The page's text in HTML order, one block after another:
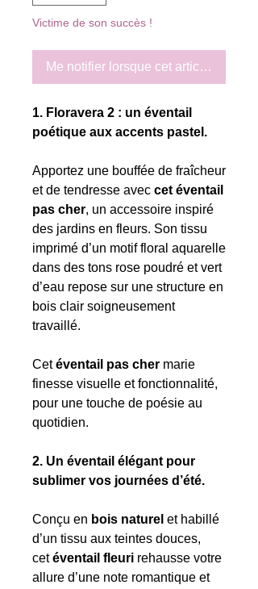
Victime de son succès !
Me notifier lorsque cet article est
1. Floravera 2 : un éventail
poétique aux accents pastel.
Apportez une bouffée de fraîcheur
et de tendresse avec cet éventail
pas cher, un accessoire inspiré
des jardins en fleurs. Son tissu
imprimé d’un motif floral aquarelle
dans des tons rose poudré et vert
d’eau repose sur une structure en
bois clair soigneusement
travaillé.
Cetéventail pas cher marie
finesse visuelle et fonctionnalité,
pour une touche de poésie au
quotidien.
2. Un éventail élégant pour
sublimer vos journées d’été.
Conçu en bois naturel et habillé
d’un tissu aux teintes douces,
cetéventail fleuri rehausse votre
allure d’une note romantique et